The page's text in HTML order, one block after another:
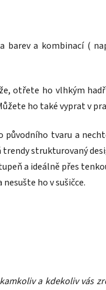
barev a kombinací (
otřete ho vlhkým
ho také vyprat v
tvaru a
trendy strukturovaný
a ideálně přes
ho v sušičce.
a kdekoliv vás